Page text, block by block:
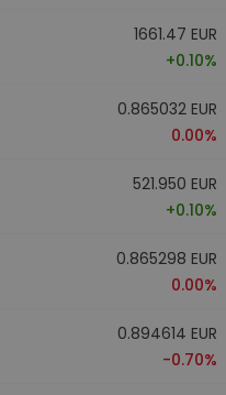
1661.47 EUR
+0.10%
0.865032 EUR
0.00%
521.950 EUR
+0.10%
0.865298 EUR
0.00%
0.894614 EUR
-0.70%